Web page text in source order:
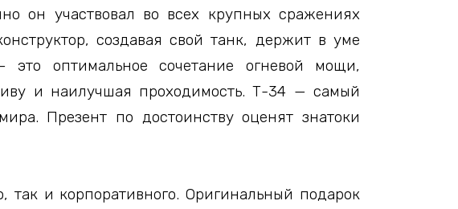
он участвовал во всех крупных сражениях
создавая свой танк, держит в уме
это оптимальное сочетание огневой мощи,
и наилучшая проходимость. Т-34 — самый
Презент по достоинству оценят знатоки
и корпоративного. Оригинальный подарок